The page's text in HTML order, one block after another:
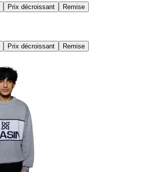
Prix décroissant Remise
Prix décroissant Remise